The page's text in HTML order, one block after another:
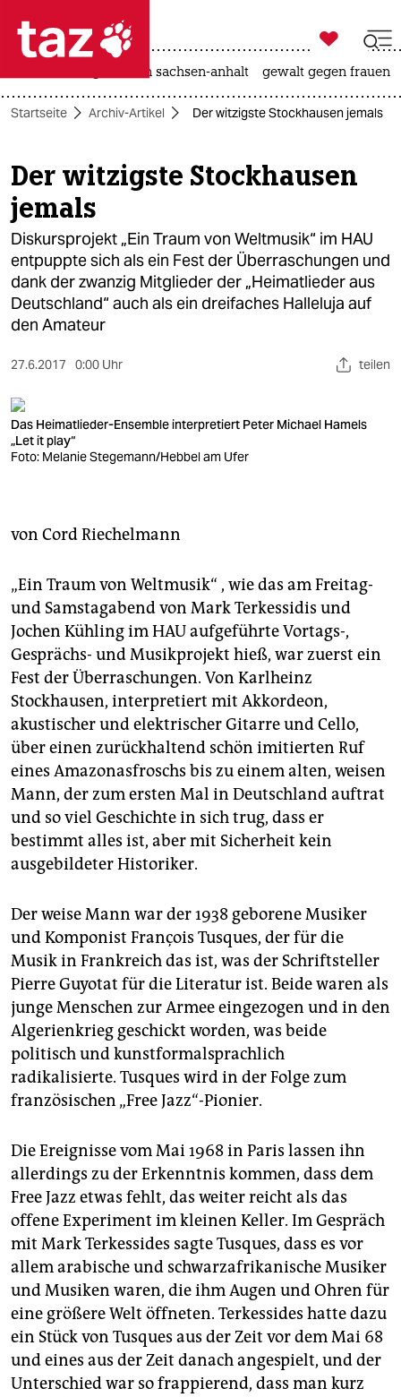
 taz zahl ich
taz zahl ich
themen
politik
öko
gesellschaft
kultur
sport
berlin
nord
verlag
veranstaltungen
shop
fragen & hilfe
unterstützen
abo
genossenschaft
epaper login

taz zahl ich
landtagswahl in sachsen-anhalt gewalt gegen frauen
Startseite Archiv-Artikel Der witzigste Stockhausen jemals
Der witzigste Stockhausen
jemals
Diskursprojekt „Ein Traum von Weltmusik“ im HAU
entpuppte sich als ein Fest der Überraschungen und
dank der zwanzig Mitglieder der „Heimatlieder aus
Deutschland“ auch als ein dreifaches Halleluja auf
den Amateur
27.6.2017 0:00 Uhr teilen
Das Heimatlieder-Ensemble interpretiert Peter Michael Hamels
„Let it play“
Foto: Melanie Stegemann/Hebbel am Ufer
von Cord Riechelmann
„Ein Traum von Weltmusik“ , wie das am Freitag-
und Samstagabend von Mark Terkessidis und
Jochen Kühling im HAU aufgeführte Vortags-,
Gesprächs- und Musikprojekt hieß, war zuerst ein
Fest der Überraschungen. Von Karlheinz
Stockhausen, interpretiert mit Akkordeon,
akustischer und elektrischer Gitarre und Cello,
über einen zurückhaltend schön imitierten Ruf
eines Amazonasfroschs bis zu einem alten, weisen
Mann, der zum ersten Mal in Deutschland auftrat
und so viel Geschichte in sich trug, dass er
bestimmt alles ist, aber mit Sicherheit kein
ausgebildeter Historiker.
Der weise Mann war der 1938 geborene Musiker
und Komponist François Tusques, der für die
Musik in Frankreich das ist, was der Schriftsteller
Pierre Guyotat für die Literatur ist. Beide waren als
junge Menschen zur Armee eingezogen und in den
Algerienkrieg geschickt worden, was beide
politisch und kunstformalsprachlich
radikalisierte. Tusques wird in der Folge zum
französischen „Free Jazz“-Pionier.
Die Ereignisse vom Mai 1968 in Paris lassen ihn
allerdings zu der Erkenntnis kommen, dass dem
Free Jazz etwas fehlt, das weiter reicht als das
offene Experiment im kleinen Keller. Im Gespräch
mit Mark Terkessides sagte Tusques, dass es vor
allem arabische und schwarzafrikanische Musiker
und Musiken waren, die ihm Augen und Ohren für
eine größere Welt öffneten. Terkessides hatte dazu
ein Stück von Tusques aus der Zeit vor dem Mai 68
und eines aus der Zeit danach angespielt, und der
Unterschied war so frappierend, dass man kurz